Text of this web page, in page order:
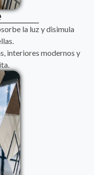
la luz y disimula
interiores modernos y